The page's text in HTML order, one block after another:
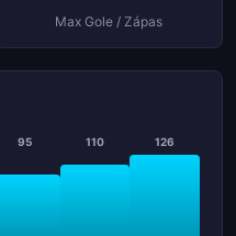
Max Gole / Zápas
95 110 126